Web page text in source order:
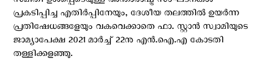
പ്രകടിപ്പിച്ച എതിര്‍പ്പിനേയും, ദേശീയ തലത്തില്‍ ഉയര്‍ന്ന
പ്രതിഷേധങ്ങളേയും വകവെക്കാതെ ഫാ. സ്റ്റാന്‍ സ്വാമിയുടെ
ജാമ്യാപേക്ഷ 2021 മാര്‍ച്ച് 22നു എന്‍.ഐ.എ കോടതി
തള്ളിക്കളഞ്ഞു.